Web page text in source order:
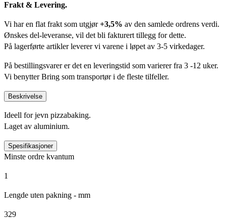
Frakt & Levering.
Vi har en flat frakt som utgjør+3,5% av den samlede ordrens verdi.
Ønskes del-leveranse, vil det bli fakturert tillegg for dette.
På lagerførte artikler leverer vi varene i løpet av 3-5 virkedager.
På bestillingsvarer er det en leveringstid som varierer fra 3 -12 uker.
Vi benytter Bring som transportør i de fleste tilfeller.
Beskrivelse
Ideell for jevn pizzabaking.
Laget av aluminium.
Spesifikasjoner
Minste ordre kvantum
1
Lengde uten pakning - mm
329